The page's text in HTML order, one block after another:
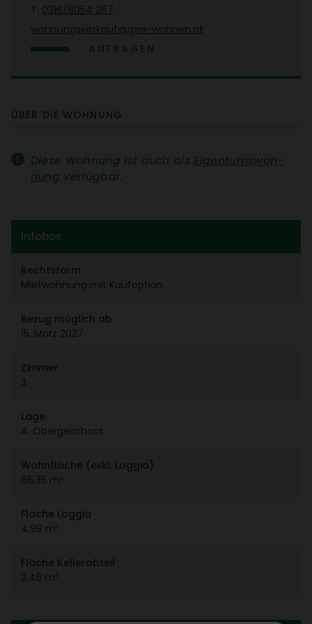
T. 0316/​8054 267
wohnungs­ver­kauf@gws-wohnen.at
ANFRAGEN
ÜBER DIE WOHNUNG
Diese Wohnung ist auch als Eigen­tums­woh­
nung verfügbar.
Infobox
Rechts­form
Miet­woh­nung mit Kauf­op­tion
Bezug möglich ab
15. März 2027
Zimmer
3
Lage
4. Ober­ge­schoss
Wohn­fläche (exkl. Loggia)
66,35 m²
Fläche Loggia
4,99 m²
Fläche Keller­ab­teil
3,46 m²